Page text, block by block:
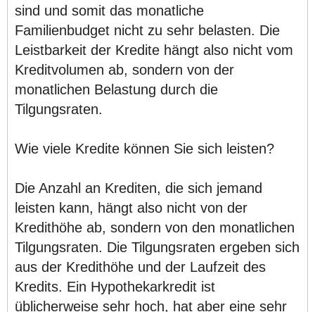
sind und somit das monatliche
Familienbudget nicht zu sehr belasten. Die
Leistbarkeit der Kredite hängt also nicht vom
Kreditvolumen ab, sondern von der
monatlichen Belastung durch die
Tilgungsraten.
Wie viele Kredite können Sie sich leisten?
Die Anzahl an Krediten, die sich jemand
leisten kann, hängt also nicht von der
Kredithöhe ab, sondern von den monatlichen
Tilgungsraten. Die Tilgungsraten ergeben sich
aus der Kredithöhe und der Laufzeit des
Kredits. Ein Hypothekarkredit ist
üblicherweise sehr hoch, hat aber eine sehr